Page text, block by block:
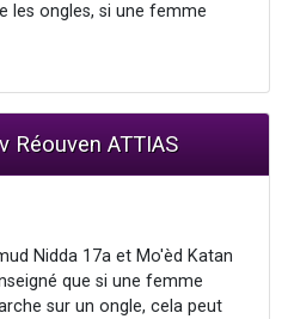
les ongles, si une femme
Réouven ATTIAS
Nidda 17a et Mo'èd Katan
que si une femme
sur un ongle, cela peut